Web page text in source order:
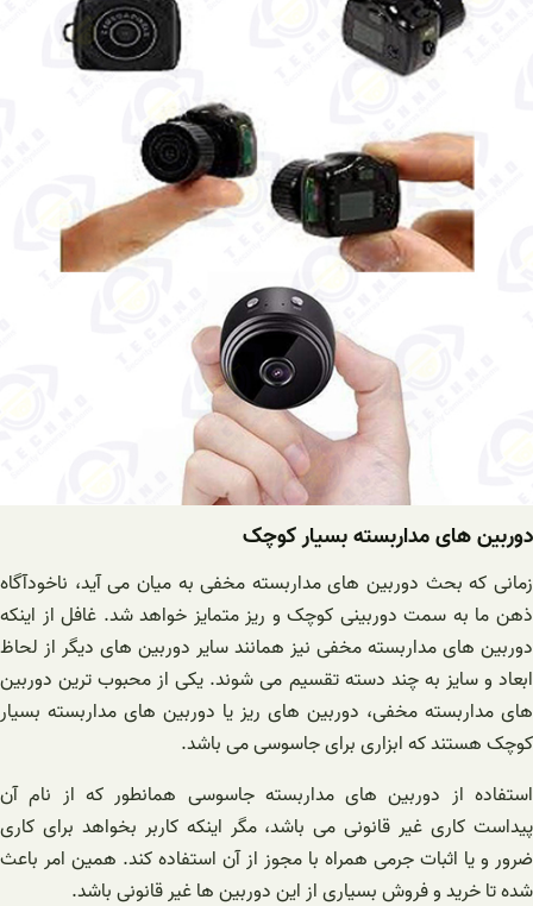
دوربین های مداربسته بسیار کوچک
زمانی که بحث دوربین های مداربسته مخفی به میان می آید، ناخودآگاه
ذهن ما به سمت دوربینی کوچک و ریز متمایز خواهد شد. غافل از اینکه
دوربین های مداربسته مخفی نیز همانند سایر دوربین های دیگر از لحاظ
ابعاد و سایز به چند دسته تقسیم می شوند. یکی از محبوب ترین دوربین
های مداربسته مخفی، دوربین های ریز یا دوربین های مداربسته بسیار
کوچک هستند که ابزاری برای جاسوسی می باشد.
استفاده از دوربین های مداربسته جاسوسی همانطور که از نام آن
پیداست کاری غیر قانونی می باشد، مگر اینکه کاربر بخواهد برای کاری
ضرور و یا اثبات جرمی همراه با مجوز از آن استفاده کند. همین امر باعث
شده تا خرید و فروش بسیاری از این دوربین ها غیر قانونی باشد.